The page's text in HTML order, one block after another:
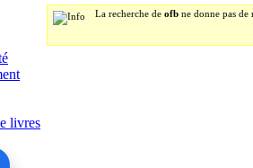
livres
La recherche de ofb ne donne pas de